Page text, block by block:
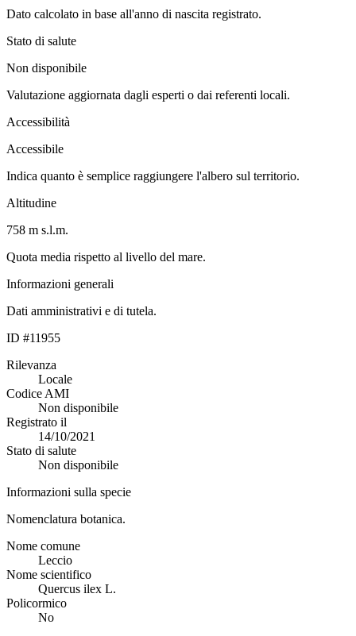
Dato calcolato in base all'anno di nascita registrato.
Stato di salute
Non disponibile
Valutazione aggiornata dagli esperti o dai referenti locali.
Accessibilità
Accessibile
Indica quanto è semplice raggiungere l'albero sul territorio.
Altitudine
758 m s.l.m.
Quota media rispetto al livello del mare.
Informazioni generali
Dati amministrativi e di tutela.
ID #11955
Rilevanza
Locale
Codice AMI
Non disponibile
Registrato il
14/10/2021
Stato di salute
Non disponibile
Informazioni sulla specie
Nomenclatura botanica.
Nome comune
Leccio
Nome scientifico
Quercus ilex L.
Policormico
No